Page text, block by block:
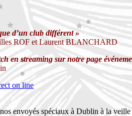
d’un club différent »
ROF et Laurent BLANCHARD
en streaming sur notre page
on line
envoyés spéciaux à Dublin à la